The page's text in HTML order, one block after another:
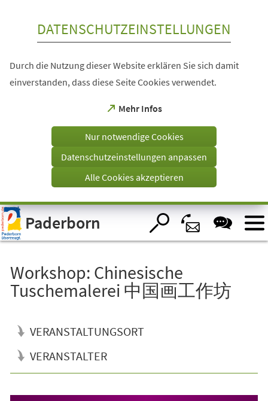
Visuelle
Assistenzsoftware
öffnen.
DATENSCHUTZEINSTELLUNGEN
Durch die Nutzung dieser Website erklären Sie sich damit
einverstanden, dass diese Seite Cookies verwendet.
Mehr Infos
(Öffnet
einem
Tab)
Nur notwendige Cookies
Datenschutzeinstellungen anpassen
Alle Cookies akzeptieren
Paderborn
Workshop: Chinesische
Tuschemalerei 中国画工作坊
VERANSTALTUNGSORT
VERANSTALTER